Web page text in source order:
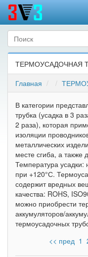
ТЕРМОУСАДОЧНАЯ
Главная
В категории
трубка (усадка в 3
2 раза), которая
изоляции
металлических
месте сгиба, а также
Температура усадки:
при +120°С.
содержит вредных
качества: ROHS,
можно приобрести
аккумуляторов/
термоусадочных
<< пред 1